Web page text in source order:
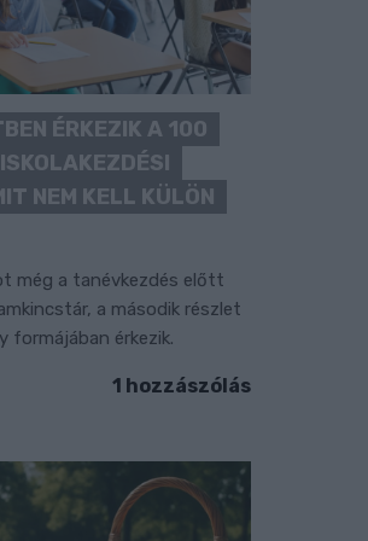
ÉRKEZIK A 100
NEM KELL KÜLÖN
még a tanévkezdés előtt
a második részlet
formájában érkezik.
1 hozzászólás